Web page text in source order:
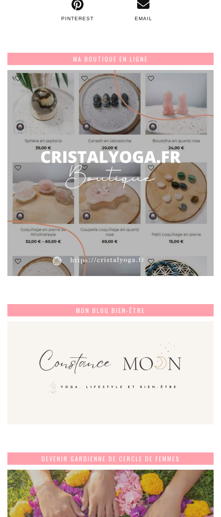
PINTEREST EMAIL
MA BOUTIQUE EN LIGNE
MON BLOG BIEN-ÊTRE
DEVENIR GARDIENNE DE CERCLE DE FEMMES